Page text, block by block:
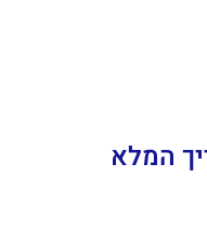
המלא